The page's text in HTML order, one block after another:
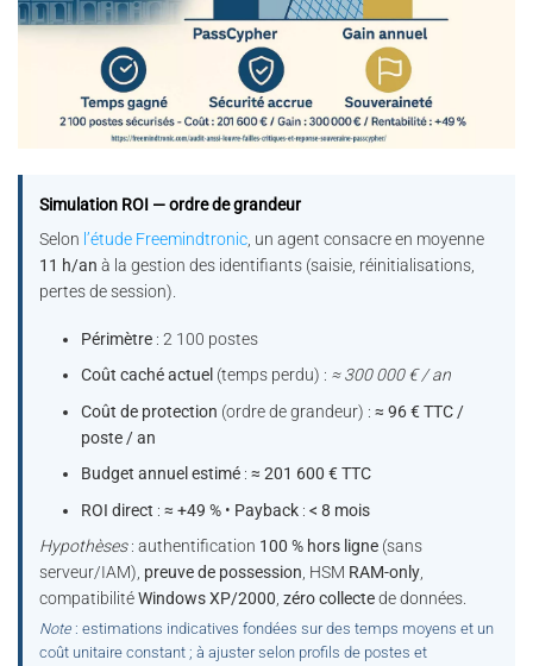
Simulation ROI — ordre de grandeur
Selon l’étude Freemindtronic , un agent consacre en moyenne
11 h/an à la gestion des identifiants (saisie, réinitialisations,
pertes de session).
Périmètre : 2 100 postes
Coût caché actuel (temps perdu) : ≈ 300 000 € / an
Coût de protection (ordre de grandeur) :≈ 96 € TTC /
poste / an
Budget annuel estimé :≈ 201 600 € TTC
ROI direct :≈ +49 % • Payback :< 8 mois
Hypothèses: authentification 100 % hors ligne (sans
serveur/IAM), preuve de possession , HSM RAM-only
compatibilitéWindows XP/2000 ,zéro collectede données.
Note : estimations indicatives fondées sur des temps moyens et un
coût unitaire constant ; à ajuster selon profils de postes et